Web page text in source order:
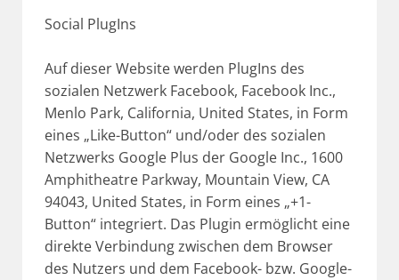
Social PlugIns
Auf dieser Website werden PlugIns des
sozialen Netzwerk Facebook, Facebook Inc.,
Menlo Park, California, United States, in Form
eines „Like-Button“ und/oder des sozialen
Netzwerks Google Plus der Google Inc., 1600
Amphitheatre Parkway, Mountain View, CA
94043, United States, in Form eines „+1-
Button“ integriert. Das Plugin ermöglicht eine
direkte Verbindung zwischen dem Browser
des Nutzers und dem Facebook- bzw. Google-